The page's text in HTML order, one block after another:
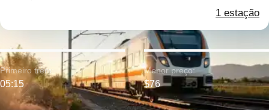
1 estação
Primeiro trem:
05:15
Menor preço:
$76